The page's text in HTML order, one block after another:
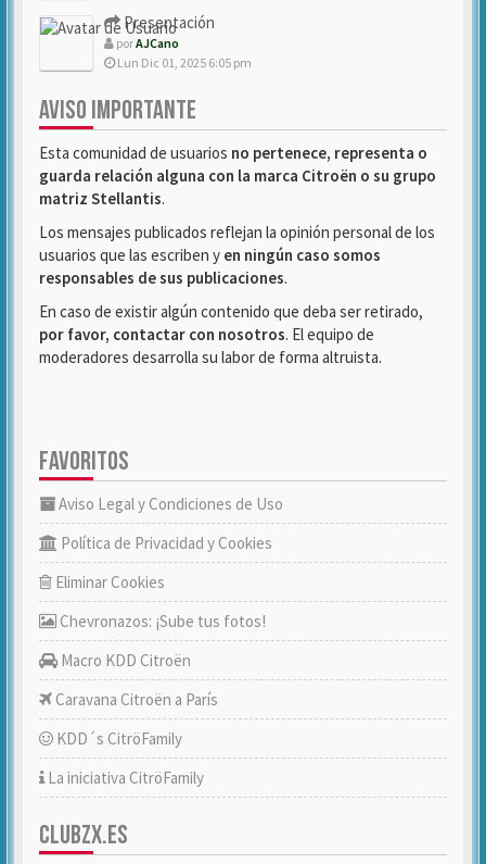
Presentación
porAJCano
Lun Dic 01, 2025 6:05 pm
AVISO IMPORTANTE
Esta comunidad de usuarios no pertenece, representa o
guarda relación alguna con la marca Citroën o su grupo
matriz Stellantis.
Los mensajes publicados reflejan la opinión personal de los
usuarios que las escriben y en ningún caso somos
responsables de sus publicaciones.
En caso de existir algún contenido que deba ser retirado,
por favor, contactar con nosotros. El equipo de
moderadores desarrolla su labor de forma altruista.
FAVORITOS
Aviso Legal y Condiciones de Uso
Política de Privacidad y Cookies
Eliminar Cookies
Chevronazos: ¡Sube tus fotos!
Macro KDD Citroën
Caravana Citroën a París
KDD´s CitröFamily
La iniciativa CitröFamily
CLUBZX.ES